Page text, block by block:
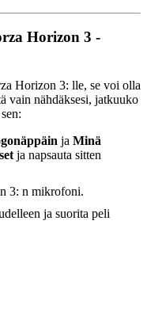
Horizon 3 -
Horizon 3: lle, se voi olla
vain nähdäksesi, jatkuuko
ja Minä
ja napsauta sitten
3: n mikrofoni.
ja suorita peli